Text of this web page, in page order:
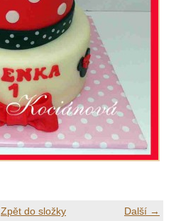
Další →
Zpět do složky